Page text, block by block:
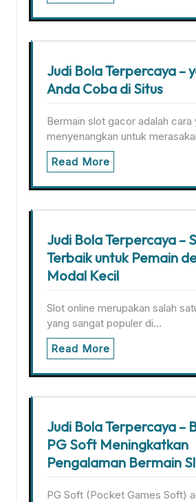
Judi Bola Terpercaya –
Anda Coba di Situs
Bermain slot gacor adalah cara
menyenangkan untuk
Read More
Judi Bola Terpercaya –
Terbaik untuk Pemain
Modal Kecil
Slot online merupakan salah
yang sangat populer di…
Read More
Judi Bola Terpercaya –
PG Soft Meningkatkan
Pengalaman Bermain
PG Soft (Pocket Games Soft)